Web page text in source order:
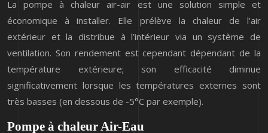
La pompe à chaleur air-air est une solution simple et
économique à installer. Elle prélève la chaleur de l’air
extérieur et la distribue à l’intérieur via un système de
ventilation. Son rendement est cependant dépendant de la
température extérieure; son efficacité diminue
significativement lorsque les températures externes sont
très basses (en dessous de -5°C par exemple).
Pompe à chaleur Air-Eau